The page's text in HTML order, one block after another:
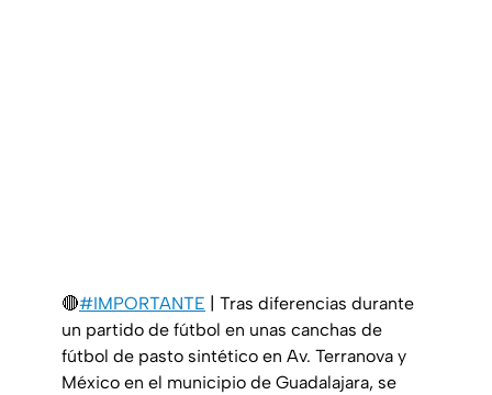
🔴#IMPORTANTE | Tras diferencias durante
un partido de fútbol en unas canchas de
fútbol de pasto sintético en Av. Terranova y
México en el municipio de Guadalajara, se